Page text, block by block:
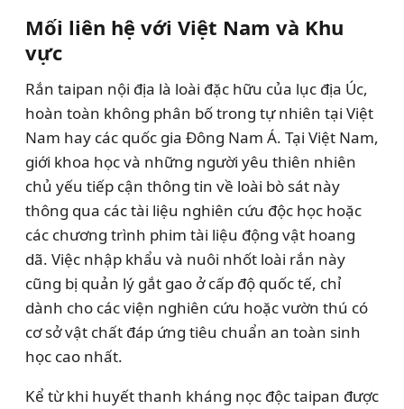
Mối liên hệ với Việt Nam và Khu
vực
Rắn taipan nội địa là loài đặc hữu của lục địa Úc,
hoàn toàn không phân bố trong tự nhiên tại Việt
Nam hay các quốc gia Đông Nam Á. Tại Việt Nam,
giới khoa học và những người yêu thiên nhiên
chủ yếu tiếp cận thông tin về loài bò sát này
thông qua các tài liệu nghiên cứu độc học hoặc
các chương trình phim tài liệu động vật hoang
dã. Việc nhập khẩu và nuôi nhốt loài rắn này
cũng bị quản lý gắt gao ở cấp độ quốc tế, chỉ
dành cho các viện nghiên cứu hoặc vườn thú có
cơ sở vật chất đáp ứng tiêu chuẩn an toàn sinh
học cao nhất.
Kể từ khi huyết thanh kháng nọc độc taipan được